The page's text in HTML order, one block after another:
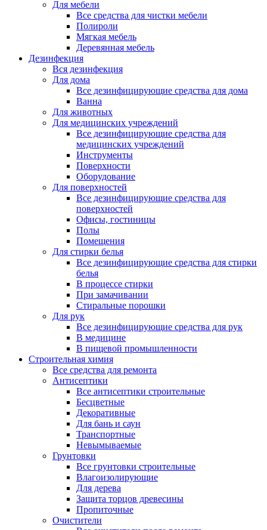
Для мебели
Все средства для чистки мебели
Полироли
Мягкая мебель
Деревянная мебель
Дезинфекция
Вся дезинфекция
Для дома
Все дезинфицирующие средства для дома
Ванна
Для животных
Для медицинских учреждений
Все дезинфицирующие средства для
медицинских учреждений
Инструменты
Поверхности
Оборудование
Для поверхностей
Все дезинфицирующие средства для
поверхностей
Офисы, гостиницы
Полы
Помещения
Для стирки белья
Все дезинфицирующие средства для стирки
белья
В процессе стирки
При замачивании
Стиральные порошки
Для рук
Все дезинфицирующие средства для рук
В медицине
В пищевой промышленности
Строительная химия
Все средства для ремонта
Антисептики
Все антисептики строительные
Бесцветные
Декоративные
Для бань и саун
Транспортные
Невымываемые
Грунтовки
Все грунтовки строительные
Влагоизолирующие
Для дерева
Защита торцов древесины
Пропиточные
Очистители